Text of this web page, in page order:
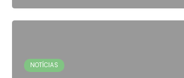
NOTÍCIAS